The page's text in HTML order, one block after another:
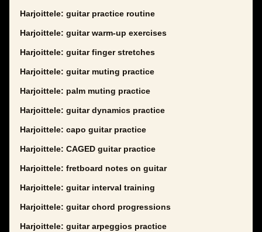
Harjoittele: guitar practice routine
Harjoittele: guitar warm-up exercises
Harjoittele: guitar finger stretches
Harjoittele: guitar muting practice
Harjoittele: palm muting practice
Harjoittele: guitar dynamics practice
Harjoittele: capo guitar practice
Harjoittele: CAGED guitar practice
Harjoittele: fretboard notes on guitar
Harjoittele: guitar interval training
Harjoittele: guitar chord progressions
Harjoittele: guitar arpeggios practice